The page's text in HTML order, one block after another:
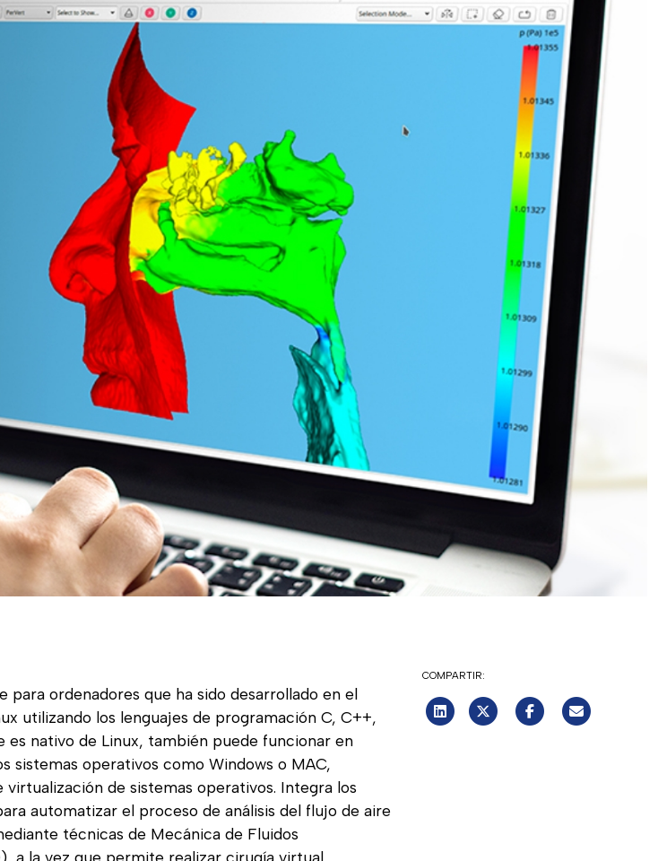
para ordenadores que ha sido desarrollado en el
utilizando los lenguajes de programación C, C++,
es nativo de Linux, también puede funcionar en
sistemas operativos como Windows o MAC,
virtualización de sistemas operativos. Integra los
automatizar el proceso de análisis del flujo de aire
técnicas de Mecánica de Fluidos
a la vez que permite realizar cirugía virtual
COMPARTIR: